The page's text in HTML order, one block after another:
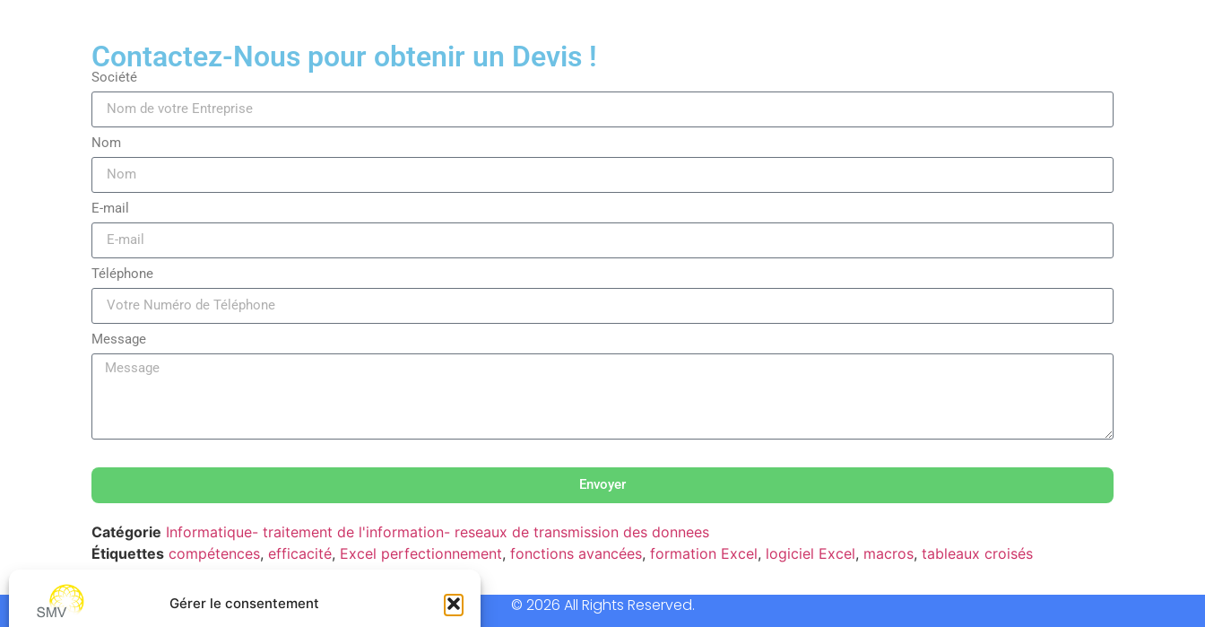
Gérer le consentement
Contactez-Nous pour obtenir un Devis !
Société
Nom
E-mail
Téléphone
Message
Envoyer
Catégorie Informatique- traitement de l'information- reseaux de transmission des donnees
Étiquettes compétences, efficacité, Excel perfectionnement, fonctions avancées, formation Excel, logiciel Excel, macros, tableaux croisés
© 2026 All Rights Reserved.